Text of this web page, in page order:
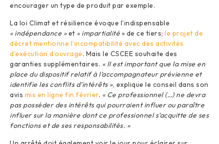
encourager un type de produit par exemple.
La loi Climat et résilience évoque l’indispensable
« indépendance »et « impartialité » de ce tiers; le projet de
décret mentionne l’incompatibilité avec des activités
d’exécution d’ouvrage. Mais le CSCEE souhaite des
garanties supplémentaires. « Il est important que la mise en
place du dispositif relatif à l’accompagnateur prévienne et
identifie les conflits d’intérêts », explique le conseil dans son
avis mis en ligne fin février. « Ce professionnel (…) ne devra
pas posséder des intérêts qui pourraient influer ou paraître
influer sur la manière dont ce professionnel s’acquitte de ses
fonctions et de ses responsabilités. »